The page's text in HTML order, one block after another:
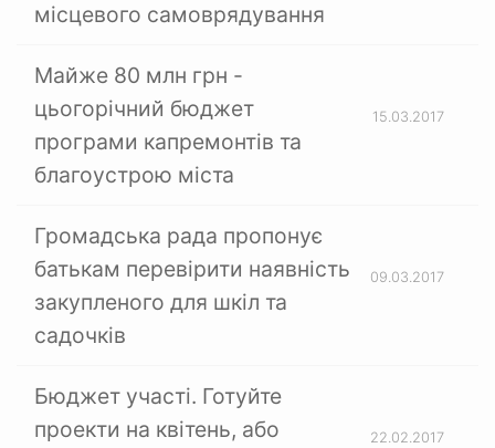
місцевого самоврядування
Майже 80 млн грн -
цьогорічний бюджет
програми капремонтів та
благоустрою міста
15.03.2017
Громадська рада пропонує
батькам перевірити наявність
закупленого для шкіл та
садочків
09.03.2017
Бюджет участі. Готуйте
проекти на квітень, або
22.02.2017